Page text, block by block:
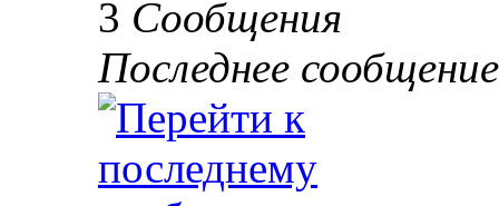
3 Сообщения
Последнее сообщение